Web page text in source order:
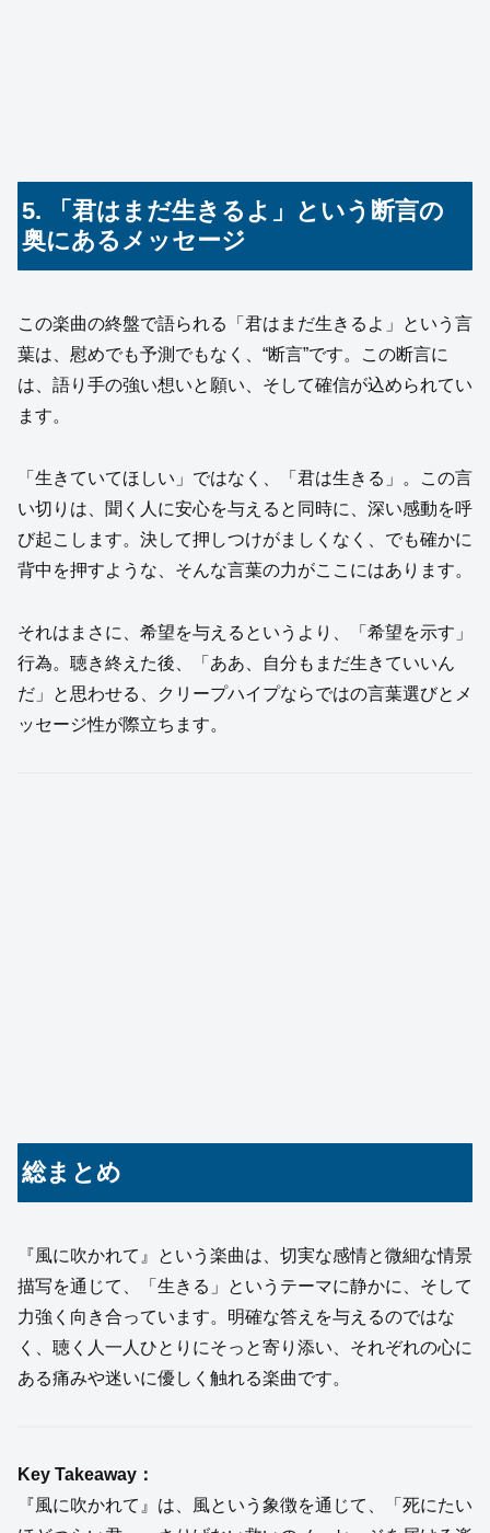
5. 「君はまだ生きるよ」という断言の
奥にあるメッセージ
この楽曲の終盤で語られる「君はまだ生きるよ」という言
葉は、慰めでも予測でもなく、“断言”です。この断言に
は、語り手の強い想いと願い、そして確信が込められてい
ます。
「生きていてほしい」ではなく、「君は生きる」。この言
い切りは、聞く人に安心を与えると同時に、深い感動を呼
び起こします。決して押しつけがましくなく、でも確かに
背中を押すような、そんな言葉の力がここにはあります。
それはまさに、希望を与えるというより、「希望を示す」
行為。聴き終えた後、「ああ、自分もまだ生きていいん
だ」と思わせる、クリープハイプならではの言葉選びとメ
ッセージ性が際立ちます。
総まとめ
『風に吹かれて』という楽曲は、切実な感情と微細な情景
描写を通じて、「生きる」というテーマに静かに、そして
力強く向き合っています。明確な答えを与えるのではな
く、聴く人一人ひとりにそっと寄り添い、それぞれの心に
ある痛みや迷いに優しく触れる楽曲です。
Key Takeaway：
『風に吹かれて』は、風という象徴を通じて、「死にたい